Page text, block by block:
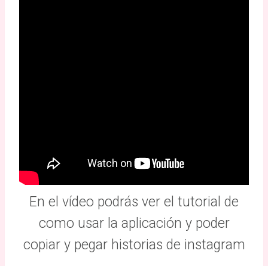
En el vídeo podrás ver el tutorial de
como usar la aplicación y poder
copiar y pegar historias de instagram